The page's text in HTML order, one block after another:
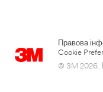
Правова
Cookie
© 3M 2026.